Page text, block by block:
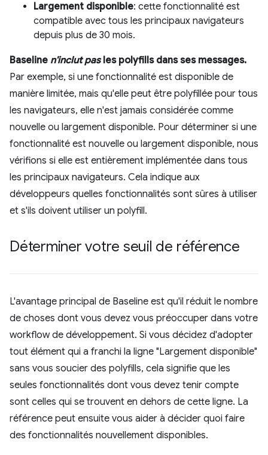
Largement disponible: cette fonctionnalité est
compatible avec tous les principaux navigateurs
depuis plus de 30 mois.
Baseline n'inclut pasles polyfills dans ses messages.
Par exemple, si une fonctionnalité est disponible de
manière limitée, mais qu'elle peut être polyfillée pour tous
les navigateurs, elle n'est jamais considérée comme
nouvelle ou largement disponible. Pour déterminer si une
fonctionnalité est nouvelle ou largement disponible, nous
vérifions si elle est entièrement implémentée dans tous
les principaux navigateurs. Cela indique aux
développeurs quelles fonctionnalités sont sûres à utiliser
et s'ils doivent utiliser un polyfill.
Déterminer votre seuil de référence
L'avantage principal de Baseline est qu'il réduit le nombre
de choses dont vous devez vous préoccuper dans votre
workflow de développement. Si vous décidez d'adopter
tout élément qui a franchi la ligne "Largement disponible"
sans vous soucier des polyfills, cela signifie que les
seules fonctionnalités dont vous devez tenir compte
sont celles qui se trouvent en dehors de cette ligne. La
référence peut ensuite vous aider à décider quoi faire
des fonctionnalités nouvellement disponibles.